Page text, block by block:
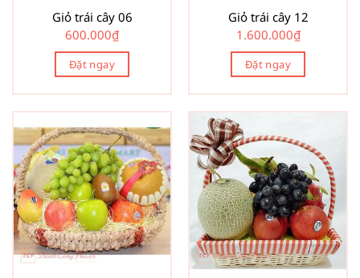
Giỏ trái cây 06
600.000₫
Đặt ngay
Giỏ trái cây 12
1.600.000₫
Đặt ngay